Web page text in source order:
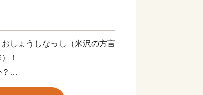
しょうしなっし（米沢の方言
！
？…いろいろあります。